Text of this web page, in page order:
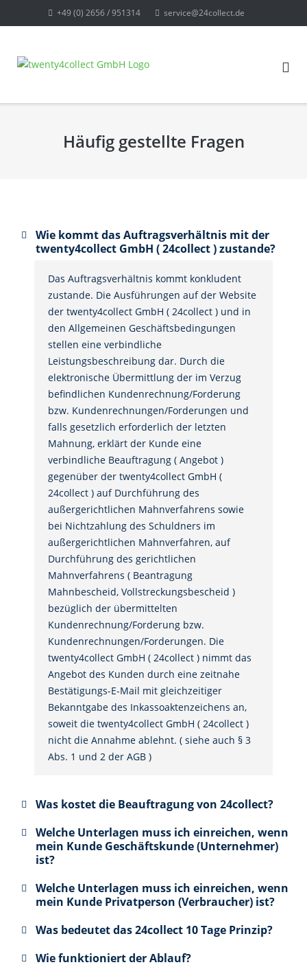
zum
+49 (0) 2656 / 951314 service@24collect.de
Häufig gestellte Fragen
Wie kommt das Auftragsverhältnis mit der
twenty4collect GmbH ( 24collect ) zustande?
Das Auftragsverhältnis kommt konkludent
zustande. Die Ausführungen auf der Website
der twenty4collect GmbH ( 24collect ) und in
den Allgemeinen Geschäftsbedingungen
stellen eine verbindliche
Leistungsbeschreibung dar. Durch die
elektronische Übermittlung der im Verzug
befindlichen Kundenrechnung/Forderung
bzw. Kundenrechnungen/Forderungen und
falls gesetzlich erforderlich der letzten
Mahnung, erklärt der Kunde eine
verbindliche Beauftragung ( Angebot )
gegenüber der twenty4collect GmbH (
24collect ) auf Durchführung des
außergerichtlichen Mahnverfahrens sowie
bei Nichtzahlung des Schuldners im
außergerichtlichen Mahnverfahren, auf
Durchführung des gerichtlichen
Mahnverfahrens ( Beantragung
Mahnbescheid, Vollstreckungsbescheid )
bezüglich der übermittelten
Kundenrechnung/Forderung bzw.
Kundenrechnungen/Forderungen. Die
twenty4collect GmbH ( 24collect ) nimmt das
Angebot des Kunden durch eine zeitnahe
Bestätigungs-E-Mail mit gleichzeitiger
Bekanntgabe des Inkassoaktenzeichens an,
soweit die twenty4collect GmbH ( 24collect )
nicht die Annahme ablehnt. ( siehe auch § 3
Abs. 1 und 2 der AGB )
Was kostet die Beauftragung von 24collect?
Welche Unterlagen muss ich einreichen, wenn
mein Kunde Geschäftskunde (Unternehmer)
ist?
Welche Unterlagen muss ich einreichen, wenn
mein Kunde Privatperson (Verbraucher) ist?
Was bedeutet das 24collect 10 Tage Prinzip?
Wie funktioniert der Ablauf?